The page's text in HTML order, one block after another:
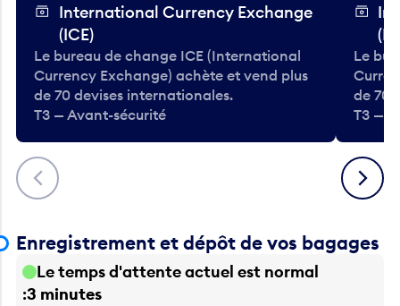
Précédent
International Currency Exchange
(ICE)
Le bureau de change ICE (International
Currency Exchange) achète et vend plus
de 70 devises internationales.
T3 — Avant-sécurité
Le
de 70
T3 —
Suivant
Enregistrement et dépôt de vos bagages
Le temps d'attente actuel est normal
3 minutes